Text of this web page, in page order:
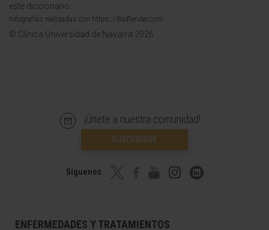
este diccionario.
Infografías realizadas con https://BioRender.com
© Clínica Universidad de Navarra 2026
¡Únete a nuestra comunidad!
SUSCRIBIRSE
Síguenos
ENFERMEDADES Y TRATAMIENTOS